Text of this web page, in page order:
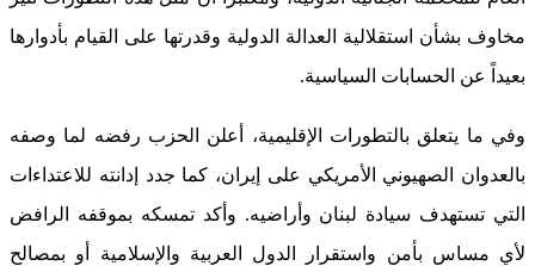
مخاوف بشأن استقلالية العدالة الدولية وقدرتها على القيام بأدوارها
بعيداً عن الحسابات السياسية.
وفي ما يتعلق بالتطورات الإقليمية، أعلن الحزب رفضه لما وصفه
بالعدوان الصهيوني الأمريكي على إيران، كما جدد إدانته للاعتداءات
التي تستهدف سيادة لبنان وأراضيه. وأكد تمسكه بموقفه الرافض
لأي مساس بأمن واستقرار الدول العربية والإسلامية أو بمصالح